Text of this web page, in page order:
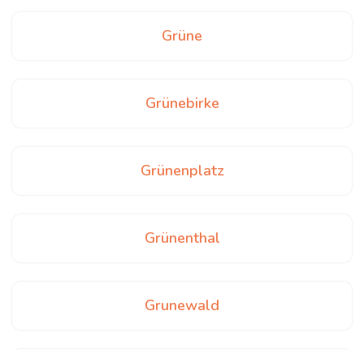
Grüne
Grünebirke
Grünenplatz
Grünenthal
Grunewald